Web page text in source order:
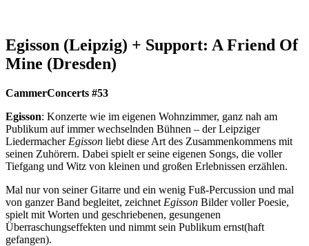
Egisson (Leipzig) + Support: A Friend Of
Mine (Dresden)
CammerConcerts #53
Egisson: Konzerte wie im eigenen Wohnzimmer, ganz nah am
Publikum auf immer wechselnden Bühnen – der Leipziger
Liedermacher Egisson liebt diese Art des Zusammenkommens mit
seinen Zuhörern. Dabei spielt er seine eigenen Songs, die voller
Tiefgang und Witz von kleinen und großen Erlebnissen erzählen.
Mal nur von seiner Gitarre und ein wenig Fuß-Percussion und mal
von ganzer Band begleitet, zeichnet Egisson Bilder voller Poesie,
spielt mit Worten und geschriebenen, gesungenen
Überraschungseffekten und nimmt sein Publikum ernst(haft
gefangen).